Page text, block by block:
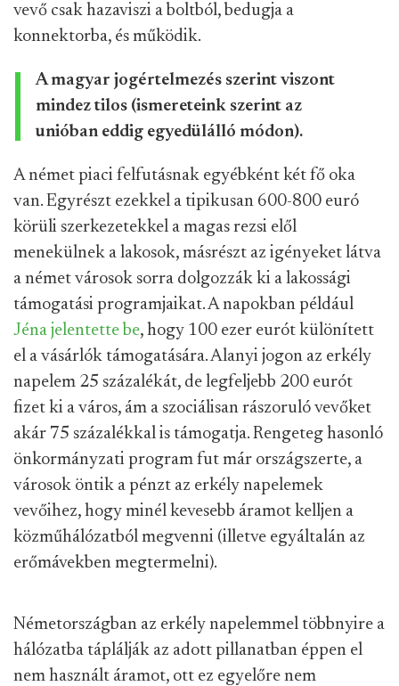
vevő csak hazaviszi a boltból, bedugja a
konnektorba, és működik.
A magyar jogértelmezés szerint viszont
mindez tilos (ismereteink szerint az
unióban eddig egyedülálló módon).
A német piaci felfutásnak egyébként két fő oka
van. Egyrészt ezekkel a tipikusan 600-800 euró
körüli szerkezetekkel a magas rezsi elől
menekülnek a lakosok, másrészt az igényeket látva
a német városok sorra dolgozzák ki a lakossági
támogatási programjaikat. A napokban például
Jéna jelentette be, hogy 100 ezer eurót különített
el a vásárlók támogatására. Alanyi jogon az erkély
napelem 25 százalékát, de legfeljebb 200 eurót
fizet ki a város, ám a szociálisan rászoruló vevőket
akár 75 százalékkal is támogatja. Rengeteg hasonló
önkormányzati program fut már országszerte, a
városok öntik a pénzt az erkély napelemek
vevőihez, hogy minél kevesebb áramot kelljen a
közműhálózatból megvenni (illetve egyáltalán az
erőmávekben megtermelni).
Németországban az erkély napelemmel többnyire a
hálózatba táplálják az adott pillanatban éppen el
nem használt áramot, ott ez egyelőre nem